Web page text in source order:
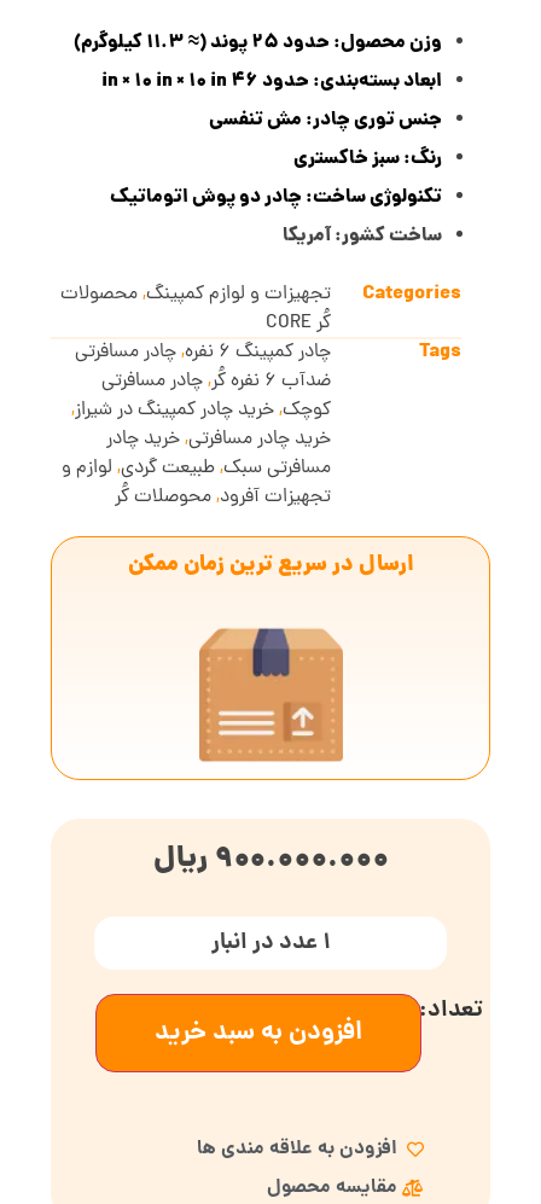
وزن محصول: حدود ۲۵ پوند (≈ 11.3 کیلوگرم)
ابعاد بسته‌بندی: حدود 46 in × 10 in × 10 in
جنس توری چادر: مش تنفسی
رنگ: سبز خاکستری
تکنولوژی ساخت: چادر دو پوش اتوماتیک
ساخت کشور: آمریکا
Categories
تجهیزات و لوازم کمپینگ,محصولات
کُر CORE
Tags چادر کمپینگ 6 نفره ,چادر مسافرتی
ضدآب 6 نفره کُر
,چادر مسافرتی
کوچک,خرید چادر کمپینگ در شیراز,
خرید چادر مسافرتی,خرید چادر
مسافرتی سبک,طبیعت گردی, لوازم و
تجهیزات آفرود,محوصلات کُر
ارسال در سریع ترین زمان ممکن
900.000.000 ریال
1 عدد در انبار
افزودن به سبد خرید
افزودن به علاقه مندی ها
مقایسه محصول